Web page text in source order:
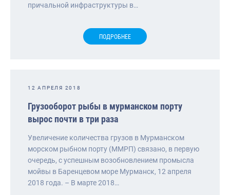
причальной инфраструктуры в…
ПОДРОБНЕЕ
12 АПРЕЛЯ 2018
Грузооборот рыбы в мурманском порту
вырос почти в три раза
Увеличение количества грузов в Мурманском
морском рыбном порту (ММРП) связано, в первую
очередь, с успешным возобновлением промысла
мойвы в Баренцевом море Мурманск, 12 апреля
2018 года. – В марте 2018…